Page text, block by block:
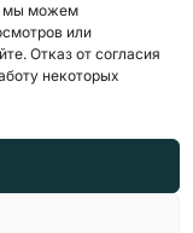
мы можем
или
Отказ от согласия
некоторых